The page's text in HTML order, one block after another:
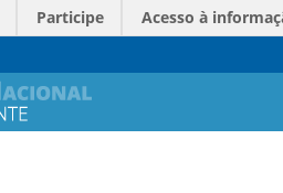
Participe Acesso à